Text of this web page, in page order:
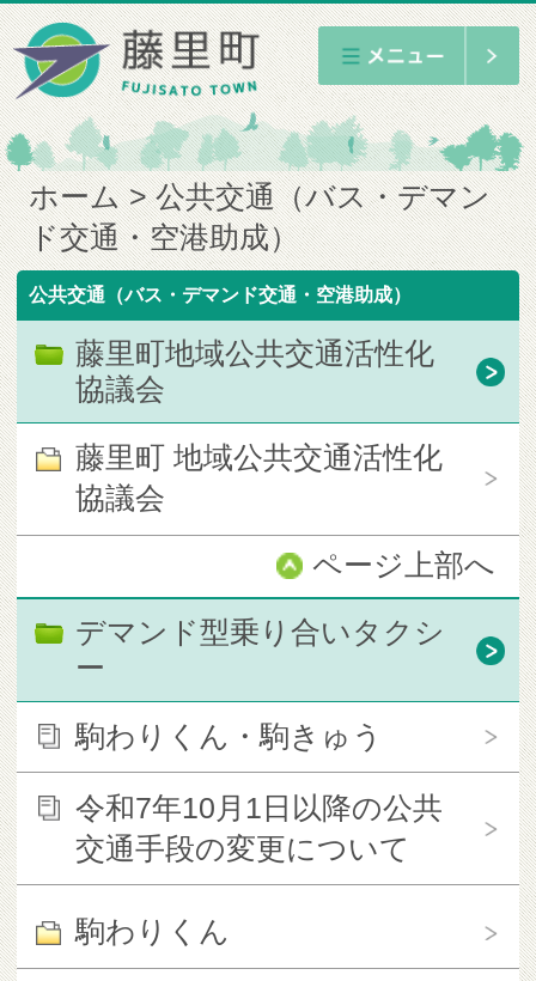
ホーム
公共交通（バス・デマン
ド交通・空港助成）
公共交通（バス・デマンド交通・空港助成）
藤里町地域公共交通活性化
協議会
藤里町 地域公共交通活性化
協議会
ページ上部へ
デマンド型乗り合いタクシ
ー
駒わりくん・駒きゅう
令和7年10月1日以降の公共
交通手段の変更について
駒わりくん